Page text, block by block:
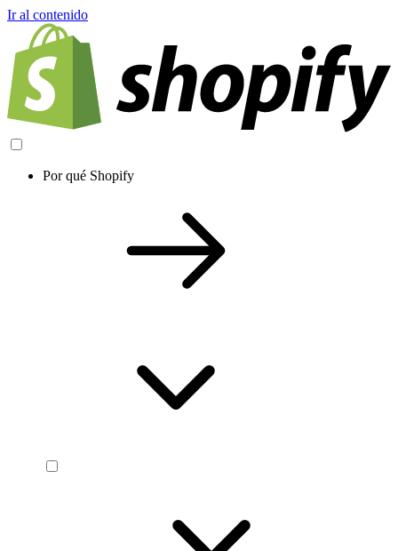
Ir al contenido
Por qué Shopify